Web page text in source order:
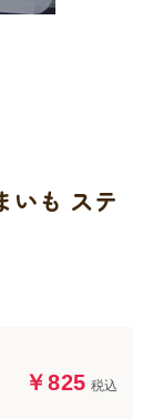
も ステ
￥825 税込